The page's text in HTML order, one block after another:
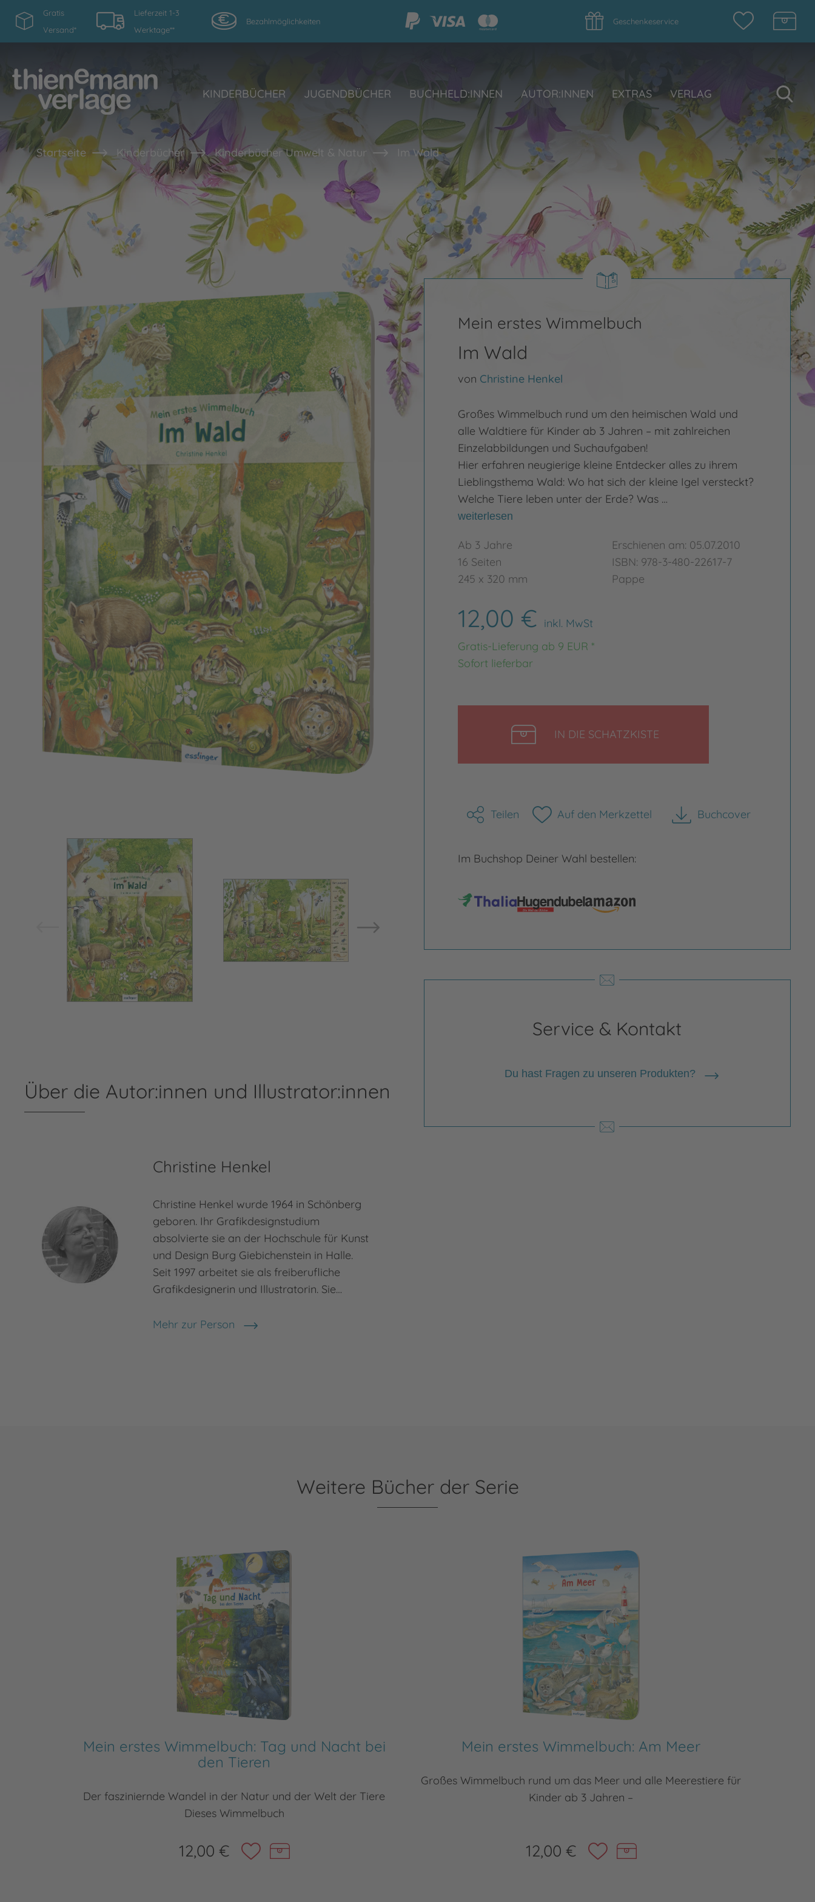
Gratis
Versand*
Lieferzeit 1-3
Werktage**
Bezahlmöglichkeiten Geschenkeservice
KINDERBÜCHER JUGENDBÜCHER BUCHHELD:INNEN AUTOR:INNEN EXTRAS VERLAG
Startseite Kinderbücher Kinderbücher Umwelt & Natur Im Wald
Mein erstes Wimmelbuch
Im Wald
von Christine Henkel
Großes Wimmelbuch rund um den heimischen Wald und
alle Waldtiere für Kinder ab 3 Jahren – mit zahlreichen
Einzelabbildungen und Suchaufgaben!
Hier erfahren neugierige kleine Entdecker alles zu ihrem
Lieblingsthema Wald: Wo hat sich der kleine Igel versteckt?
Welche Tiere leben unter der Erde? Was …
weiterlesen
Ab 3 Jahre
16 Seiten
245 x 320 mm
Erschienen am: 05.07.2010
ISBN: 978-3-480-22617-7
Pappe
12,00 € inkl. MwSt
Gratis-Lieferung ab 9 EUR *
Sofort lieferbar
IN DIE SCHATZKISTE
Teilen Auf den Merkzettel Buchcover
herunterladen
Im Buchshop Deiner Wahl bestellen:
Service & Kontakt
Du hast Fragen zu unseren Produkten?
Über die Autor:innen und Illustrator:innen
Christine Henkel
Christine Henkel wurde 1964 in Schönberg
geboren. Ihr Grafikdesignstudium
absolvierte sie an der Hochschule für Kunst
und Design Burg Giebichenstein in Halle.
Seit 1997 arbeitet sie als freiberufliche
Grafikdesignerin und Illustratorin. Sie…
Mehr zur Person
Christine Henkel
Weitere Bücher der Serie
Mein erstes Wimmelbuch: Tag und Nacht bei
den Tieren
Der fasziniernde Wandel in der Natur und der Welt der Tiere
Dieses Wimmelbuch
12,00 €
Mein erstes Wimmelbuch: Am Meer
Großes Wimmelbuch rund um das Meer und alle Meerestiere für
Kinder ab 3 Jahren –
12,00 €